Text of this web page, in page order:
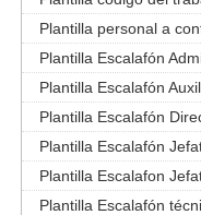
Plantilla personal a
Plantilla Escalafón
Plantilla Escalafón
Plantilla Escalafón
Plantilla Escalafón
Plantilla Escalafon
Plantilla Escalafón